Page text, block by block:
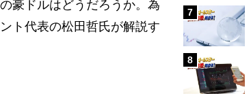
豪ドルはどうだろうか。為
ト代表の松田哲氏が解説す
7
8